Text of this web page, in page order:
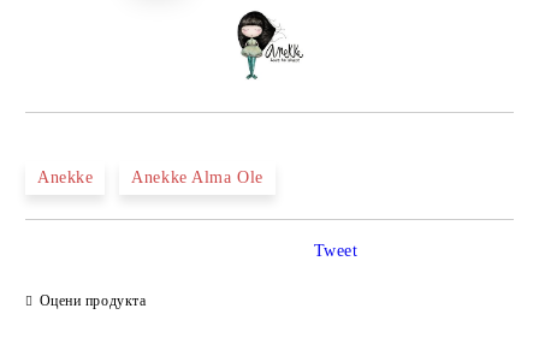
Anekke Anekke Alma Ole
Оцени продукта
Tweet